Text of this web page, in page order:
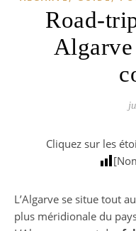
Road-
Cliquez sur les
L’Algarve se situe tout
plus méridionale du